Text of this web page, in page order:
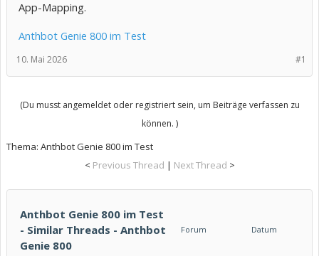
App-Mapping.
Anthbot Genie 800 im Test
#1
10. Mai 2026
(Du musst angemeldet oder registriert sein, um Beiträge verfassen zu
können. )
Thema: Anthbot Genie 800 im Test
< Previous Thread | Next Thread >
Anthbot Genie 800 im Test
- Similar Threads - Anthbot
Genie 800
Forum Datum